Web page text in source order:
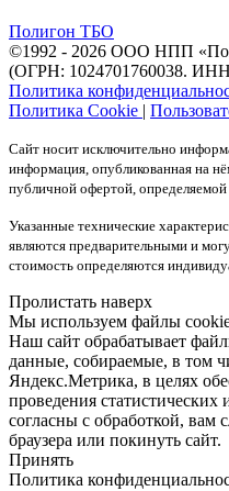
Полигон ТБО
©1992 - 2026 ООО НПП
(ОГРН: 1024701760038.
Политика
Политика Cookie |
Сайт носит исключительно
информация, опубликованная на
публичной офертой,
Указанные технические
являются предварительными и
стоимость определяются
Пролистать наверх
Мы используем файлы
Наш сайт обрабатывает
данные, собираемые, в том
Яндекс.Метрика, в целях
проведения
согласны с обработкой, вам
браузера или покинуть сайт.
Принять
Политика